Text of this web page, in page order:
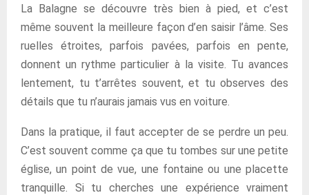
La Balagne se découvre très bien à pied, et c’est
même souvent la meilleure façon d’en saisir l’âme. Ses
ruelles étroites, parfois pavées, parfois en pente,
donnent un rythme particulier à la visite. Tu avances
lentement, tu t’arrêtes souvent, et tu observes des
détails que tu n’aurais jamais vus en voiture.
Dans la pratique, il faut accepter de se perdre un peu.
C’est souvent comme ça que tu tombes sur une petite
église, un point de vue, une fontaine ou une placette
tranquille. Si tu cherches une expérience vraiment